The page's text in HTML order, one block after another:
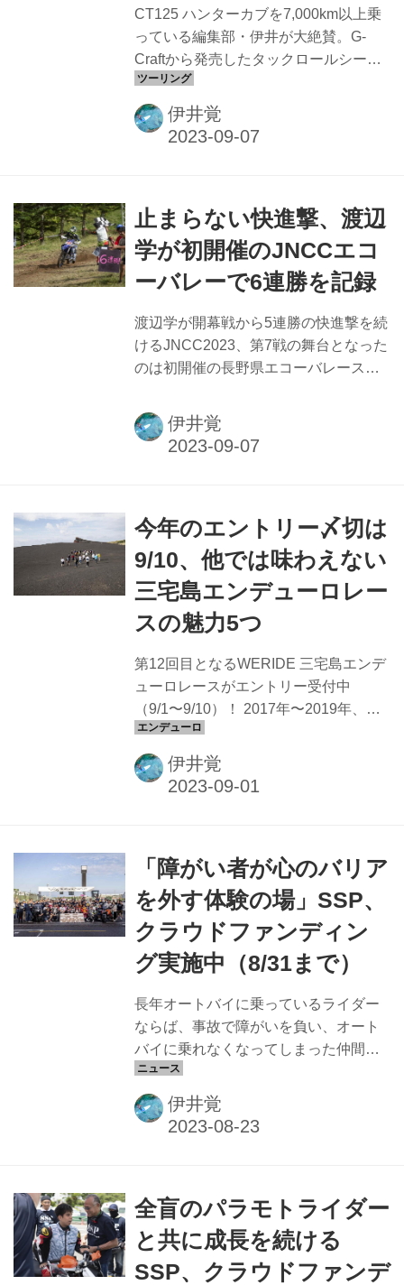
CT125 ハンターカブを7,000km以上乗
っている編集部・伊井が大絶賛。G-
Craftから発売したタックロールシート
をガチでインプレッションしてみまし
た！ これ、マストアイテムです
伊井覚
止まらない快進撃、渡辺
学が初開催のJNCCエコ
ーバレーで6連勝を記録
渡辺学が開幕戦から5連勝の快進撃を続
けるJNCC2023、第7戦の舞台となった
のは初開催の長野県エコーバレースキ
ら復帰した他、懐かしい顔ぶれも並
び、見応えのある大会となった
伊井覚
今年のエントリー〆切は
9/10、他では味わえない
三宅島エンデューロレー
スの魅力5つ
第12回目となるWERIDE 三宅島エンデ
ューロレースがエントリー受付中
（9/1〜9/10）！ 2017年〜2019年、
2022年と4大会連続で参加している
Off1.jp編集部・伊井が三宅島エンデュ
ーロレースの魅力をまとめてみました
島展望台及び村営牧場跡地周辺 エント
リー期間：2023年9月1日（金）〜10日
（日） 参加料金：¥54,800（税込）／1
名 ※参加料金には宿泊代金、三宅島渡
航代金、バイク往復輸送代金、11/11食
事代（3食）、11/12食事代（朝・昼）
を含...
伊井覚
「障がい者が心のバリア
を外す体験の場」SSP、
クラウドファンディン
グ実施中（8/31まで）
長年オートバイに乗っているライダー
ならば、事故で障がいを負い、オート
バイに乗れなくなってしまった仲間が
いないだろうか。でももし、ともに青
春を過ごした仲間と、もう一度一緒に
ツーリングできるチャンスがあるとし
催される。8月31日までクラウドファン
ディングを実施中だ ［第2弾]障がいを
抱えてもオートバイに乗る夢を叶えた
い！障がい者の夢を一緒に 「だめを探
伊井覚
全盲のパラモトライダー
と共に成長を続ける
SSP、クラウドファンデ